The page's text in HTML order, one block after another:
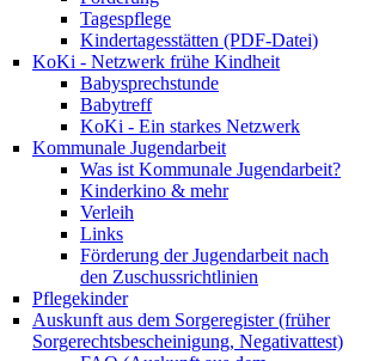
Tagespflege
Kindertagesstätten (PDF-Datei)
KoKi - Netzwerk frühe Kindheit
Babysprechstunde
Babytreff
KoKi - Ein starkes Netzwerk
Kommunale Jugendarbeit
Was ist Kommunale Jugendarbeit?
Kinderkino & mehr
Verleih
Links
Förderung der Jugendarbeit nach
den Zuschussrichtlinien
Pflegekinder
Auskunft aus dem Sorgeregister (früher
Sorgerechtsbescheinigung, Negativattest)